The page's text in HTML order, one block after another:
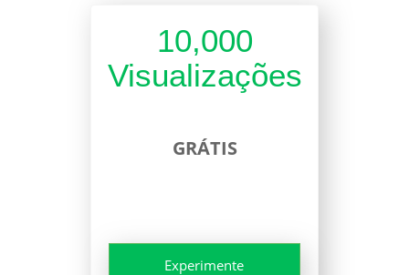
10,000
Visualizações
GRÁTIS
Experimente